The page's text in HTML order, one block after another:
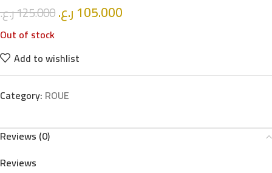
125.000ر.ع. 105.000 ر.ع.
Out of stock
Add to wishlist
Category: ROUE
Reviews (0)
Reviews